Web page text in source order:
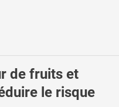
de fruits et
le risque